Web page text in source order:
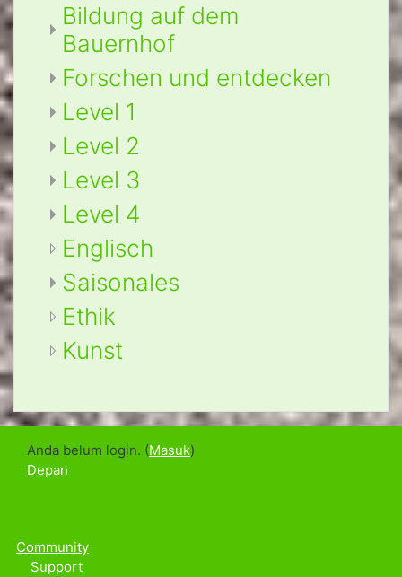
Bildung auf dem
Bauernhof
Forschen und entdecken
Level 1
Level 2
Level 3
Level 4
Englisch
Saisonales
Ethik
Kunst
Anda belum login. (Masuk)
Depan
Community
Support